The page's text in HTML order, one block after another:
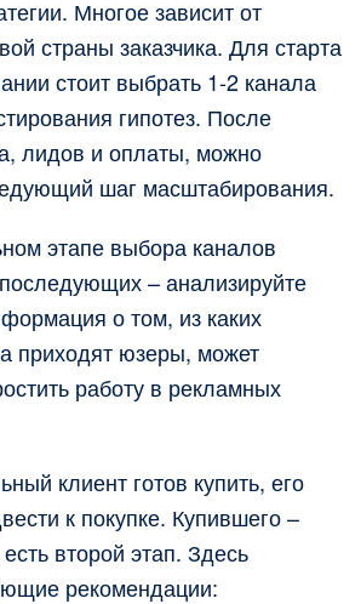
Многое зависит от
страны заказчика. Для старта
стоит выбрать 1-2 канала
гипотез. После
лидов и оплаты, можно
шаг масштабирования.
этапе выбора каналов
– анализируйте
о том, из каких
приходят юзеры, может
работу в рекламных
клиент готов купить, его
к покупке. Купившего –
второй этап. Здесь
рекомендации: